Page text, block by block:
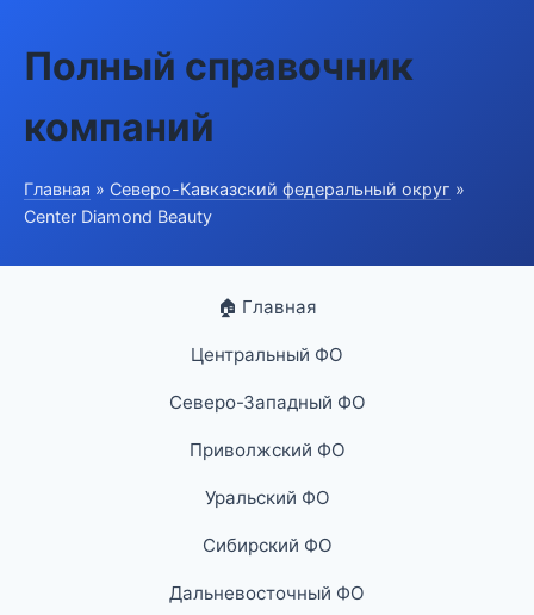
Полный справочник
компаний
Главная » Северо-Кавказский федеральный округ »
Center Diamond Beauty
🏠 Главная
Центральный ФО
Северо-Западный ФО
Приволжский ФО
Уральский ФО
Сибирский ФО
Дальневосточный ФО